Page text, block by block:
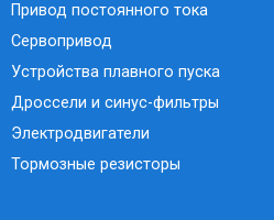
Привод постоянного тока
Сервопривод
Устройства плавного пуска
Дроссели и синус-фильтры
Электродвигатели
Тормозные резисторы